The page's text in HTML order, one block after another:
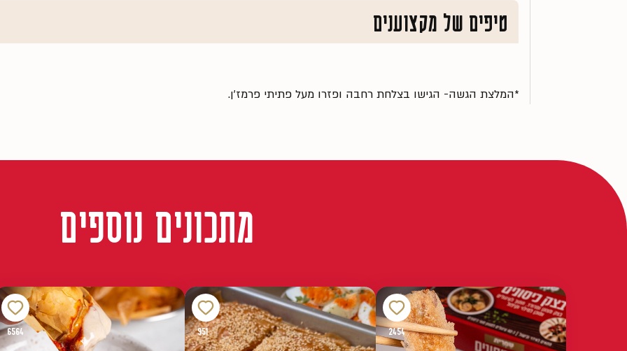
טיפים של מקצוענים
*המלצת הגשה- הגישו בצלחת רחבה ופזרו מעל פתיתי פרמז׳ן.
מתכונים נוספים
2454
951
6564